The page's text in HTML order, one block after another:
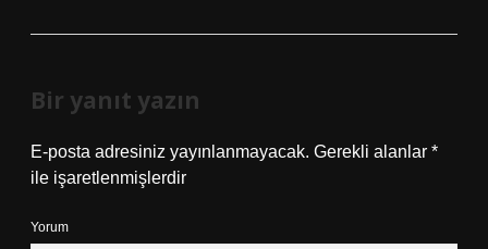
Bir yanıt yazın
E-posta adresiniz yayınlanmayacak. Gerekli alanlar *
ile işaretlenmişlerdir
Yorum